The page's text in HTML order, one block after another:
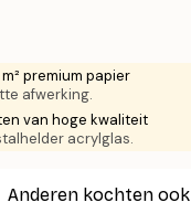
premium papier
afwerking.
van hoge kwaliteit
acrylglas.
Anderen kochten ook